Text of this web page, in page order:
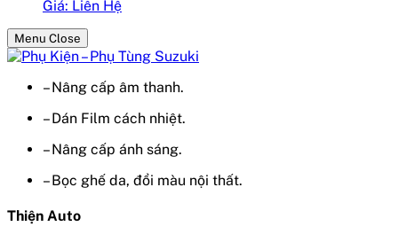
Giá: Liên Hệ
Menu Close
– Nâng cấp âm thanh.
– Dán Film cách nhiệt.
– Nâng cấp ánh sáng.
– Bọc ghế da, đổi màu nội thất.
Thiện Auto